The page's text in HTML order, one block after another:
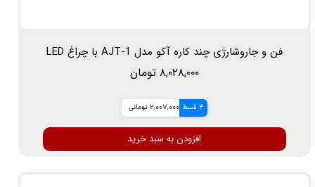
فن و جاروشارژی چند کاره آکو مدل AJT-1 با چراغ LED
۸,۰۲۸,۰۰۰ تومان
4 قسط 2,007,000 تومانی
افزودن به سبد خرید